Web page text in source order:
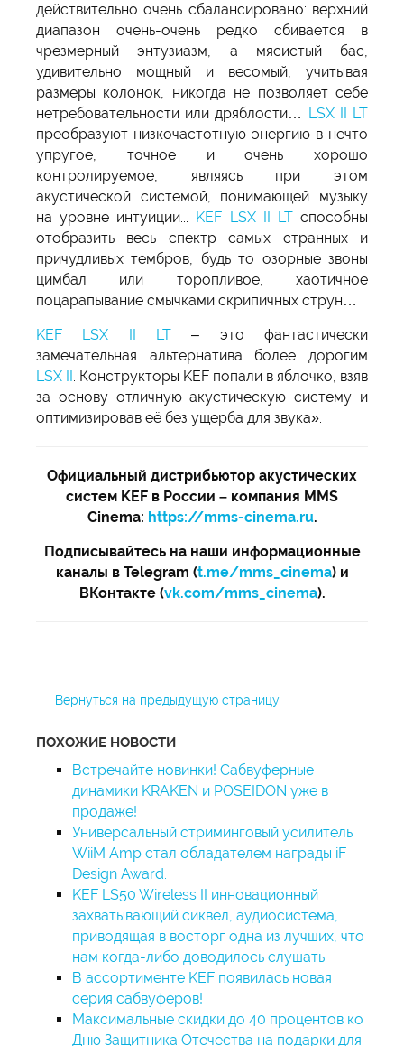
действительно очень сбалансировано: верхний
диапазон очень-очень редко сбивается в
чрезмерный энтузиазм, а мясистый бас,
удивительно мощный и весомый, учитывая
размеры колонок, никогда не позволяет себе
нетребовательности или дряблости… LSX II LT
преобразуют низкочастотную энергию в нечто
упругое, точное и очень хорошо
контролируемое, являясь при этом
акустической системой, понимающей музыку
на уровне интуиции... KEF LSX II LTспособны
отобразить весь спектр самых странных и
причудливых тембров, будь то озорные звоны
цимбал или торопливое, хаотичное
поцарапывание смычками скрипичных струн…
KEF LSX II LT – это фантастически
замечательная альтернатива более дорогим
LSX II. Конструкторы KEF попали в яблочко, взяв
за основу отличную акустическую систему и
оптимизировав её без ущерба для звука».
Официальный дистрибьютор акустических
систем KEF в России – компания MMS
Cinema: https://mms-cinema.ru.
Подписывайтесь на наши информационные
каналы в Telegram (t.me/mms_cinema) и
ВКонтакте (vk.com/mms_cinema).
Вернуться на предыдущую страницу
ПОХОЖИЕ НОВОСТИ
Встречайте новинки! Сабвуферные
динамики KRAKEN и POSEIDON уже в
продаже!
Универсальный стриминговый усилитель
WiiM Amp стал обладателем награды iF
Design Award.
KEF LS50 Wireless II инновационный
захватывающий сиквел, аудиосистема,
приводящая в восторг одна из лучших, что
нам когда-либо доводилось слушать.
В ассортименте KEF появилась новая
серия сабвуферов!
Максимальные скидки до 40 процентов ко
Дню Защитника Отечества на подарки для